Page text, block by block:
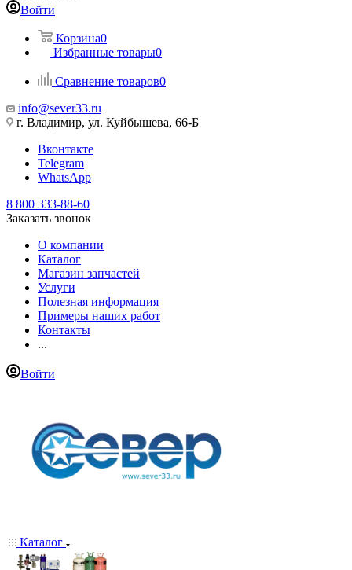
Войти
Корзина0
Избранные товары0
Сравнение товаров0
info@sever33.ru
г. Владимир, ул. Куйбышева, 66-Б
Вконтакте
Telegram
WhatsApp
8 800 333-88-60
Заказать звонок
О компании
Каталог
Магазин запчастей
Услуги
Полезная информация
Примеры наших работ
Контакты
...
Войти
Каталог